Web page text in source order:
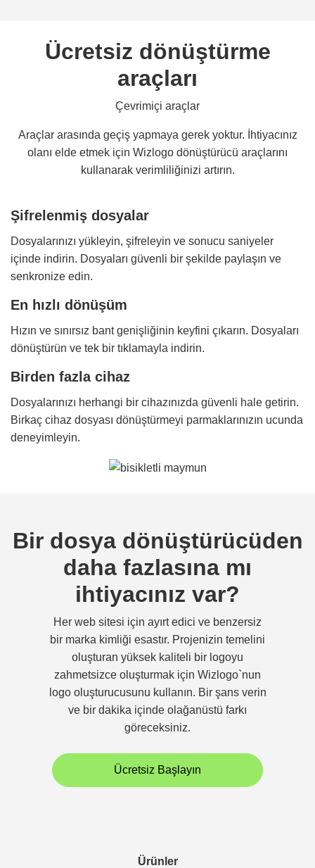
Ücretsiz dönüştürme
araçları
Çevrimiçi araçlar
Araçlar arasında geçiş yapmaya gerek yoktur. İhtiyacınız
olanı elde etmek için Wizlogo dönüştürücü araçlarını
kullanarak verimliliğinizi artırın.
Şifrelenmiş dosyalar
Dosyalarınızı yükleyin, şifreleyin ve sonucu saniyeler
içinde indirin. Dosyaları güvenli bir şekilde paylaşın ve
senkronize edin.
En hızlı dönüşüm
Hızın ve sınırsız bant genişliğinin keyfini çıkarın. Dosyaları
dönüştürün ve tek bir tıklamayla indirin.
Birden fazla cihaz
Dosyalarınızı herhangi bir cihazınızda güvenli hale getirin.
Birkaç cihaz dosyası dönüştürmeyi parmaklarınızın ucunda
deneyimleyin.
Bir dosya dönüştürücüden
daha fazlasına mı
ihtiyacınız var?
Her web sitesi için ayırt edici ve benzersiz
bir marka kimliği esastır. Projenizin temelini
oluşturan yüksek kaliteli bir logoyu
zahmetsizce oluşturmak için Wizlogo`nun
logo oluşturucusunu kullanın. Bir şans verin
ve bir dakika içinde olağanüstü farkı
göreceksiniz.
Ücretsiz Başlayın
Ürünler